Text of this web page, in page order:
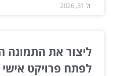
יול 31, 2026
ליצור את התמונה
לפתח פרויקט